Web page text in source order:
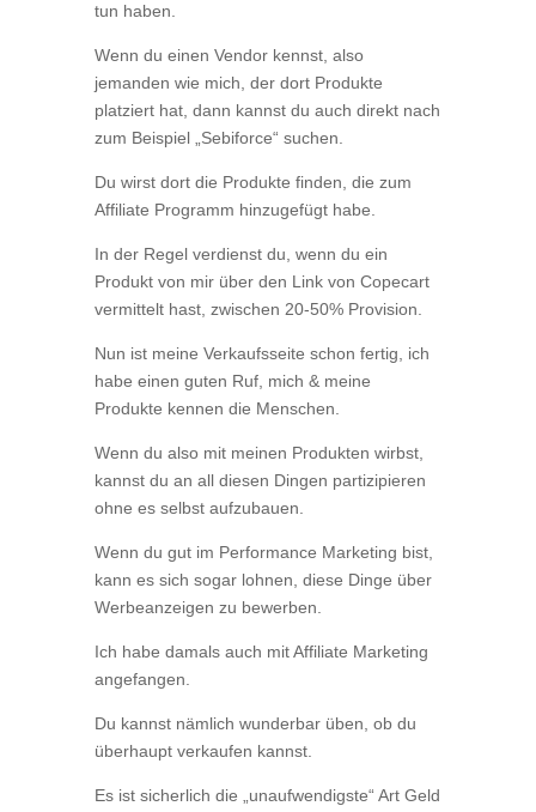
tun haben.
Wenn du einen Vendor kennst, also
jemanden wie mich, der dort Produkte
platziert hat, dann kannst du auch direkt nach
zum Beispiel „Sebiforce“ suchen.
Du wirst dort die Produkte finden, die zum
Affiliate Programm hinzugefügt habe.
In der Regel verdienst du, wenn du ein
Produkt von mir über den Link von Copecart
vermittelt hast, zwischen 20-50% Provision.
Nun ist meine Verkaufsseite schon fertig, ich
habe einen guten Ruf, mich & meine
Produkte kennen die Menschen.
Wenn du also mit meinen Produkten wirbst,
kannst du an all diesen Dingen partizipieren
ohne es selbst aufzubauen.
Wenn du gut im Performance Marketing bist,
kann es sich sogar lohnen, diese Dinge über
Werbeanzeigen zu bewerben.
Ich habe damals auch mit Affiliate Marketing
angefangen.
Du kannst nämlich wunderbar üben, ob du
überhaupt verkaufen kannst.
Es ist sicherlich die „unaufwendigste“ Art Geld